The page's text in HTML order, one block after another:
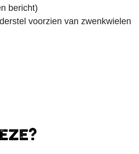
bericht)
voorzien van zwenkwielen